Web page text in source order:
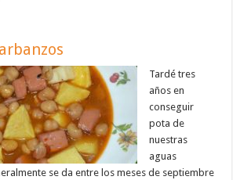
Tardé tres
años en
conseguir
pota de
nuestras
aguas
se da entre los meses de septiembre